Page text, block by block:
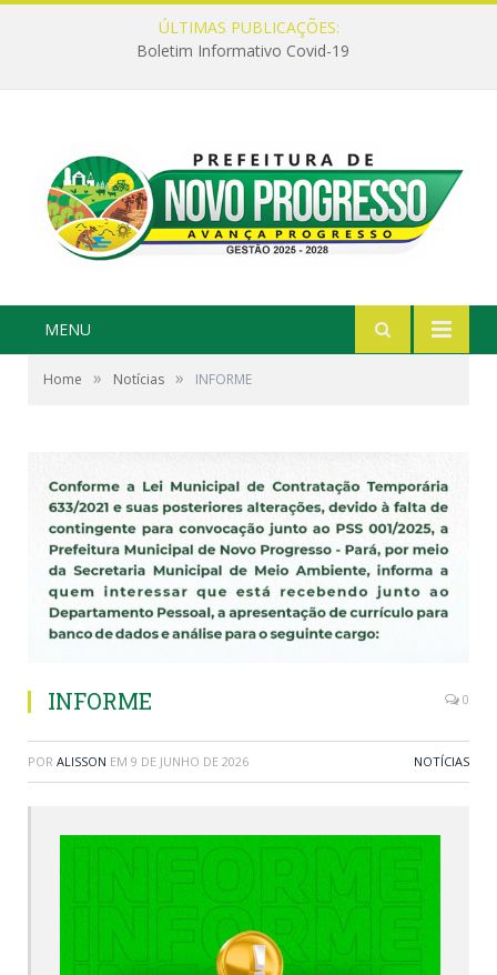
ÚLTIMAS PUBLICAÇÕES:
Boletim Informativo Covid-19
MENU
Home » Notícias » INFORME
INFORME 0
POR ALISSON EM 9 DE JUNHO DE 2026 NOTÍCIAS